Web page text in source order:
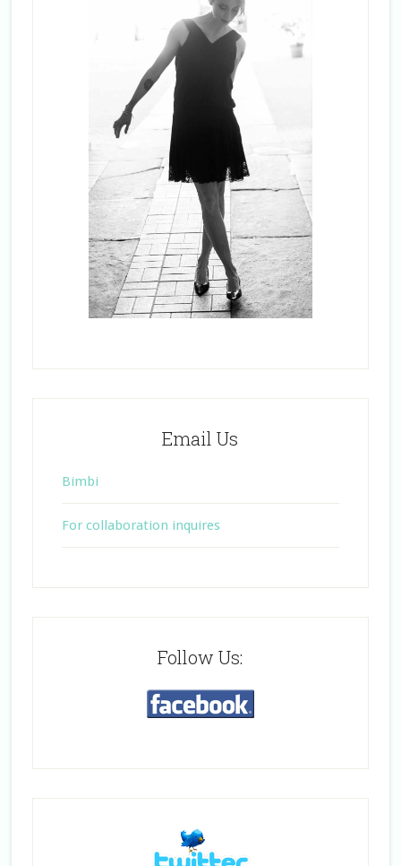
Email Us
Bimbi
For collaboration inquires
Follow Us: